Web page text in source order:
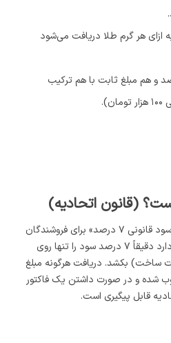
ازای هر گرم طلا دریافت می‌شود
و هم مبلغ ثابت با هم ترکیب
(قانون اتحادیه)
طبق قوانین صنف طلا و جواهر، «سود قانونی ۷ درصد» برای فروشندگان
تعیین شده است. طلافروش حق دارد دقیقاً ۷ درصد سود را تنها روی
بکشد. دریافت هرگونه مبلغ
شده و در صورت داشتن یک فاکتور
قابل پیگیری است.